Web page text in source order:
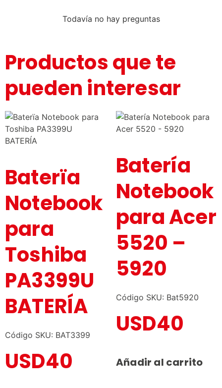
Todavía no hay preguntas
Productos que te
pueden interesar
Baterïa
Notebook
para
Toshiba
PA3399U
BATERÍA
Código SKU: BAT3399
USD40
Batería
Notebook
para Acer
5520 –
5920
Código SKU: Bat5920
USD40
Añadir al carrito